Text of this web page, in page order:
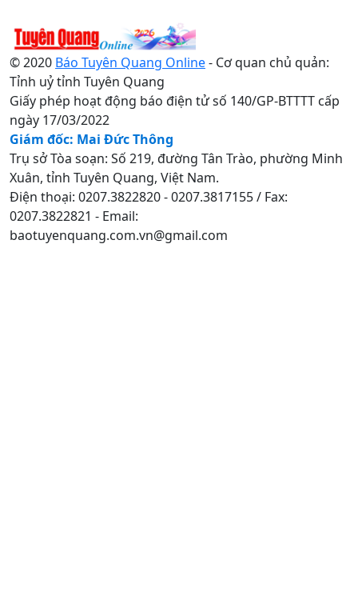
© 2020 Báo Tuyên Quang Online- Cơ quan chủ quản:
Tỉnh uỷ tỉnh Tuyên Quang
Giấy phép hoạt động báo điện tử số 140/GP-BTTTT cấp
ngày 17/03/2022
Giám đốc: Mai Đức Thông
Trụ sở Tòa soạn: Số 219, đường Tân Trào, phường Minh
Xuân, tỉnh Tuyên Quang, Việt Nam.
Điện thoại: 0207.3822820 - 0207.3817155 / Fax:
0207.3822821 - Email:
baotuyenquang.com.vn@gmail.com